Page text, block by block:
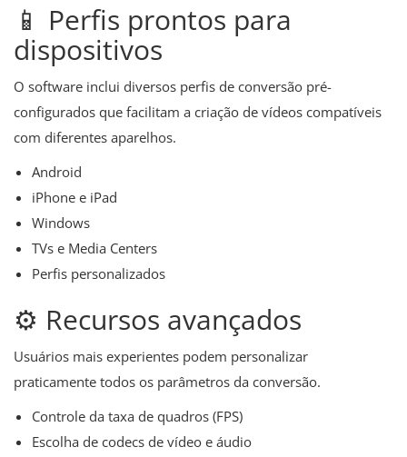
📱 Perfis prontos para
dispositivos
O software inclui diversos perfis de conversão pré-
configurados que facilitam a criação de vídeos compatíveis
com diferentes aparelhos.
Android
iPhone e iPad
Windows
TVs e Media Centers
Perfis personalizados
⚙️ Recursos avançados
Usuários mais experientes podem personalizar
praticamente todos os parâmetros da conversão.
Controle da taxa de quadros (FPS)
Escolha de codecs de vídeo e áudio